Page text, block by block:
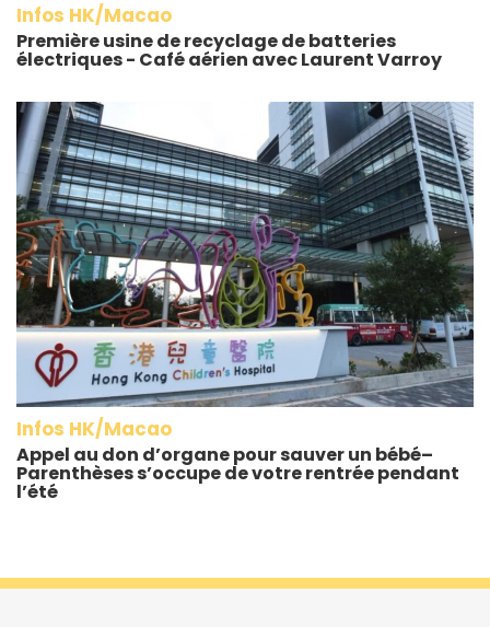
Infos HK/Macao
Première usine de recyclage de batteries
électriques - Café aérien avec Laurent Varroy
Infos HK/Macao
Appel au don d’organe pour sauver un bébé–
Parenthèses s’occupe de votre rentrée pendant
l’été